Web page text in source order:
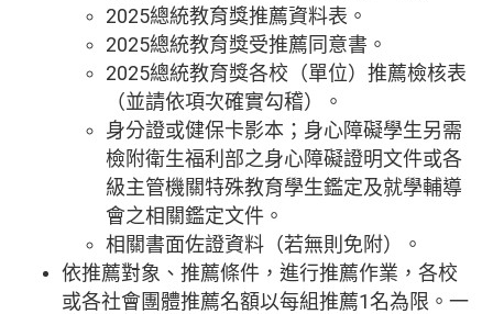
2025總統教育獎推薦資料表。
2025總統教育獎受推薦同意書。
2025總統教育獎各校（單位）推薦檢核表
（並請依項次確實勾稽）。
身分證或健保卡影本；身心障礙學生另需
檢附衛生福利部之身心障礙證明文件或各
級主管機關特殊教育學生鑑定及就學輔導
會之相關鑑定文件。
相關書面佐證資料（若無則免附）。
依推薦對象、推薦條件，進行推薦作業，各校
或各社會團體推薦名額以每組推薦1名為限。一